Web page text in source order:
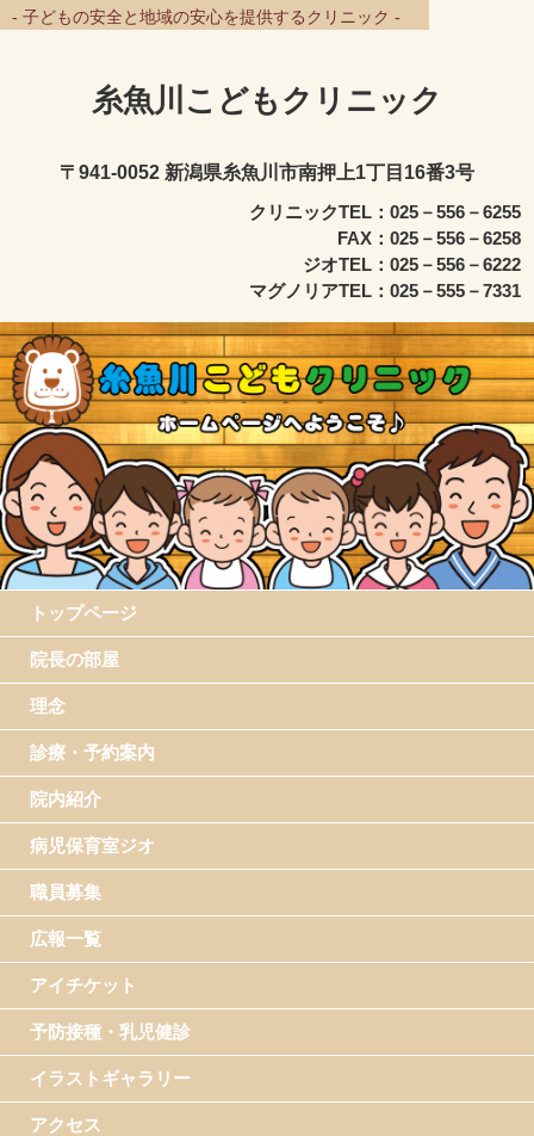
- 子どもの安全と地域の安心を提供するクリニック -
糸魚川こどもクリニック
〒941-0052 新潟県糸魚川市南押上1丁目16番3号
クリニックTEL：025－556－6255
FAX：025－556－6258
ジオTEL：025－556－6222
マグノリアTEL：025－555－7331
トップページ
院長の部屋
理念
診療・予約案内
院内紹介
病児保育室ジオ
職員募集
広報一覧
アイチケット
予防接種・乳児健診
イラストギャラリー
アクセス